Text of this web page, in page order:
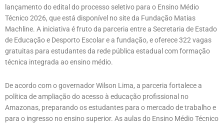
lançamento do edital do processo seletivo para o Ensino Médio
Técnico 2026, que está disponível no site da Fundação Matias
Machline. A iniciativa é fruto da parceria entre a Secretaria de Estado
de Educação e Desporto Escolar e a fundação, e oferece 322 vagas
gratuitas para estudantes da rede pública estadual com formação
técnica integrada ao ensino médio.
De acordo com o governador Wilson Lima, a parceria fortalece a
política de ampliação do acesso à educação profissional no
Amazonas, preparando os estudantes para o mercado de trabalho e
para o ingresso no ensino superior. As aulas do Ensino Médio Técnico